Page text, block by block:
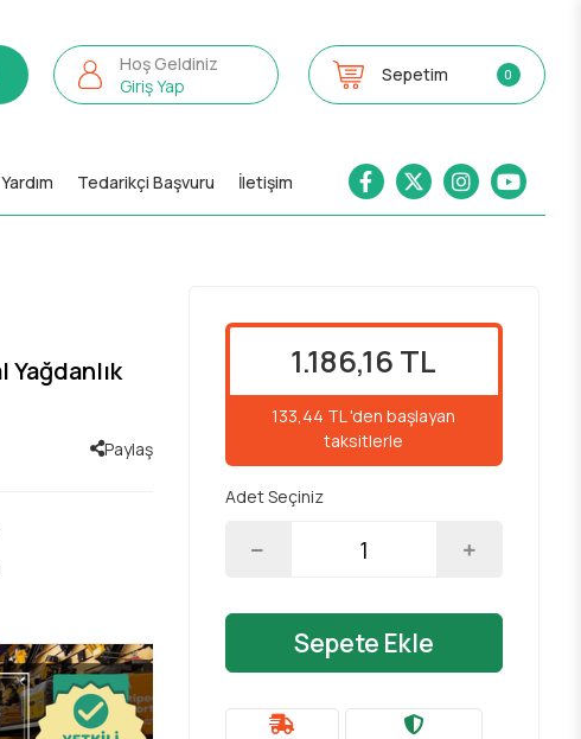
Hoş Geldiniz
Giriş Yap
Sepetim 0
Yardım Tedarikçi Başvuru İletişim
Yağdanlık
Paylaş
1.186,16 TL
133,44 TL 'den başlayan
taksitlerle
Adet Seçiniz
Sepete Ekle